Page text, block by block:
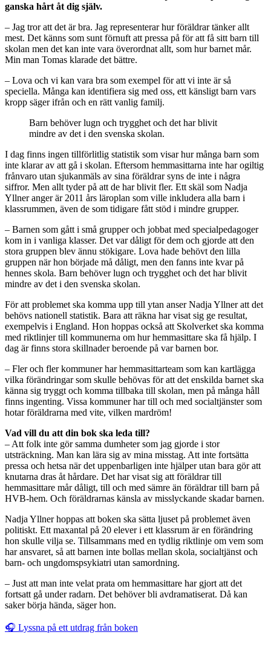
ganska hårt åt dig själv.
– Jag tror att det är bra. Jag representerar hur föräldrar tänker allt
mest. Det känns som sunt förnuft att pressa på för att få sitt barn till
skolan men det kan inte vara överordnat allt, som hur barnet mår.
Min man Tomas klarade det bättre.
– Lova och vi kan vara bra som exempel för att vi inte är så
speciella. Många kan identifiera sig med oss, ett känsligt barn vars
kropp säger ifrån och en rätt vanlig familj.
Barn behöver lugn och trygghet och det har blivit
mindre av det i den svenska skolan.
I dag finns ingen tillförlitlig statistik som visar hur många barn som
inte klarar av att gå i skolan. Eftersom hemmasittarna inte har ogiltig
frånvaro utan sjukanmäls av sina föräldrar syns de inte i några
siffror. Men allt tyder på att de har blivit fler. Ett skäl som Nadja
Yllner anger är 2011 års läroplan som ville inkludera alla barn i
klassrummen, även de som tidigare fått stöd i mindre grupper.
– Barnen som gått i små grupper och jobbat med specialpedagoger
kom in i vanliga klasser. Det var dåligt för dem och gjorde att den
stora gruppen blev ännu stökigare. Lova hade behövt den lilla
gruppen när hon började må dåligt, men den fanns inte kvar på
hennes skola. Barn behöver lugn och trygghet och det har blivit
mindre av det i den svenska skolan.
För att problemet ska komma upp till ytan anser Nadja Yllner att det
behövs nationell statistik. Bara att räkna har visat sig ge resultat,
exempelvis i England. Hon hoppas också att Skolverket ska komma
med riktlinjer till kommunerna om hur hemmasittare ska få hjälp. I
dag är finns stora skillnader beroende på var barnen bor.
– Fler och fler kommuner har hemmasittarteam som kan kartlägga
vilka förändringar som skulle behövas för att det enskilda barnet ska
känna sig tryggt och komma tillbaka till skolan, men på många håll
finns ingenting. Vissa kommuner har till och med socialtjänster som
hotar föräldrarna med vite, vilken mardröm!
Vad vill du att din bok ska leda till?
– Att folk inte gör samma dumheter som jag gjorde i stor
utsträckning. Man kan lära sig av mina misstag. Att inte fortsätta
pressa och hetsa när det uppenbarligen inte hjälper utan bara gör att
knutarna dras åt hårdare. Det har visat sig att föräldrar till
hemmasittare mår dåligt, till och med sämre än föräldrar till barn på
HVB-hem. Och föräldrarnas känsla av misslyckande skadar barnen.
Nadja Yllner hoppas att boken ska sätta ljuset på problemet även
politiskt. Ett maxantal på 20 elever i ett klassrum är en förändring
hon skulle vilja se. Tillsammans med en tydlig riktlinje om vem som
har ansvaret, så att barnen inte bollas mellan skola, socialtjänst och
barn- och ungdomspsykiatri utan samordning.
– Just att man inte velat prata om hemmasittare har gjort att det
fortsatt gå under radarn. Det behöver bli avdramatiserat. Då kan
saker börja hända, säger hon.
🎧 Lyssna på ett utdrag från boken